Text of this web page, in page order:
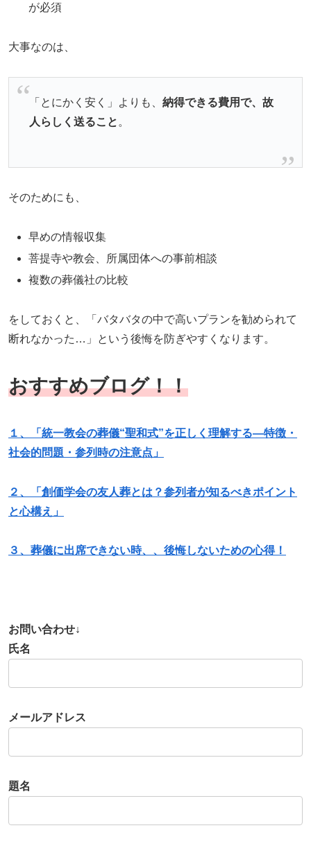
が必須
大事なのは、
「とにかく安く」よりも、 納得できる費用で、故
人らしく送ること 。
そのためにも、
早めの情報収集
菩提寺や教会、所属団体への事前相談
複数の葬儀社の比較
をしておくと、「バタバタの中で高いプランを勧められて
断れなかった…」という後悔を防ぎやすくなります。
おすすめブログ！！
１、「統一教会の葬儀“聖和式”を正しく理解する―特徴・
社会的問題・参列時の注意点」
２、「創価学会の友人葬とは？参列者が知るべきポイント
と心構え」
３、葬儀に出席できない時、、後悔しないための心得！
お問い合わせ↓
氏名
メールアドレス
題名